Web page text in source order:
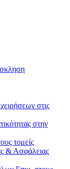
στις
στην
τομείς
& Ασφάλειας